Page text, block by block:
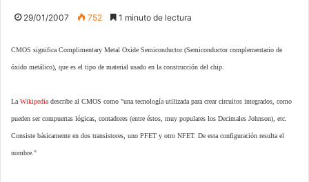
29/01/2007 752 1 minuto de lectura
CMOS significa Complimentary Metal Oxide Semiconductor (Semiconductor complementario de
óxido metálico), que es el tipo de material usado en la construcción del chip.
La Wikipedia describe al CMOS como "una tecnología utilizada para crear circuitos integrados, como
pueden ser compuertas lógicas, contadores (entre éstos, muy populares los Decimales Johnson), etc.
Consiste básicamente en dos transistores, uno PFET y otro NFET. De esta configuración resulta el
nombre."